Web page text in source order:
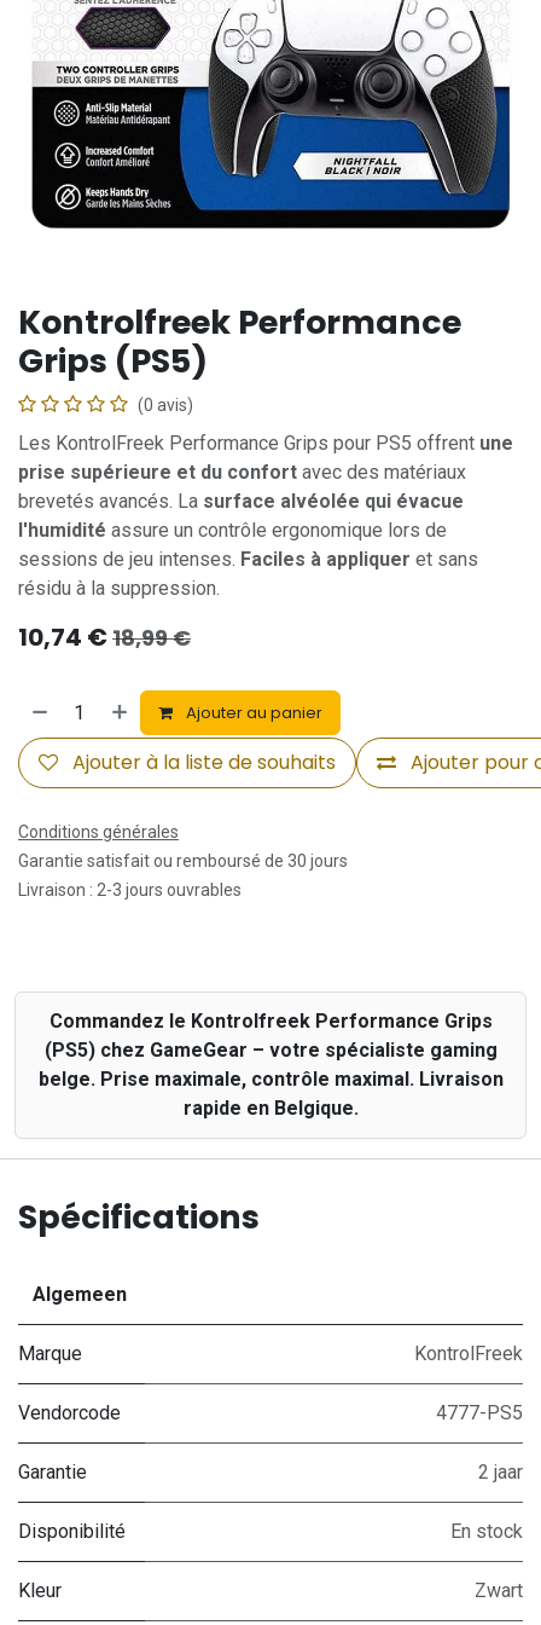
Kontrolfreek Performance
Grips (PS5)
(0 avis)
Les KontrolFreek Performance Grips pour PS5 offrent une
prise supérieure et du confort avec des matériaux
brevetés avancés. La surface alvéolée qui évacue
l'humidité assure un contrôle ergonomique lors de
sessions de jeu intenses. Faciles à appliquer et sans
résidu à la suppression.
10,74 € 18,99€
Ajouter au panier
Ajouter pour
Ajouter à la liste de souhaits
Conditions générales
Garantie satisfait ou remboursé de 30 jours
Livraison : 2-3 jours ouvrables
Commandez le Kontrolfreek Performance Grips
(PS5) chez GameGear – votre spécialiste gaming
belge. Prise maximale, contrôle maximal. Livraison
rapide en Belgique.
Spécifications
Algemeen
Marque KontrolFreek
Vendorcode 4777-PS5
Garantie 2 jaar
Disponibilité En stock
Kleur Zwart